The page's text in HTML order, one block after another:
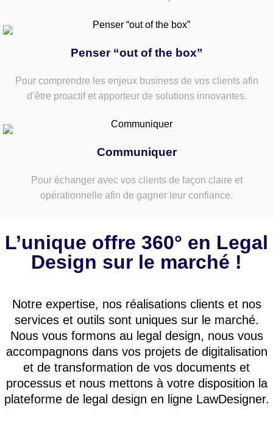
Penser “out of the box”
Pour comprendre les enjeux business de vos clients afin
d’être proactif et apporteur de solutions innovantes.
Communiquer
Pour échanger avec vos clients de façon claire et
opérationnelle afin de gagner leur confiance.
L’unique offre 360° en Legal
Design sur le marché !
Notre expertise, nos réalisations clients et nos
services et outils sont uniques sur le marché.
Nous vous formons au legal design, nous vous
accompagnons dans vos projets de digitalisation
et de transformation de vos documents et
processus et nous mettons à votre disposition la
plateforme de legal design en ligne LawDesigner.